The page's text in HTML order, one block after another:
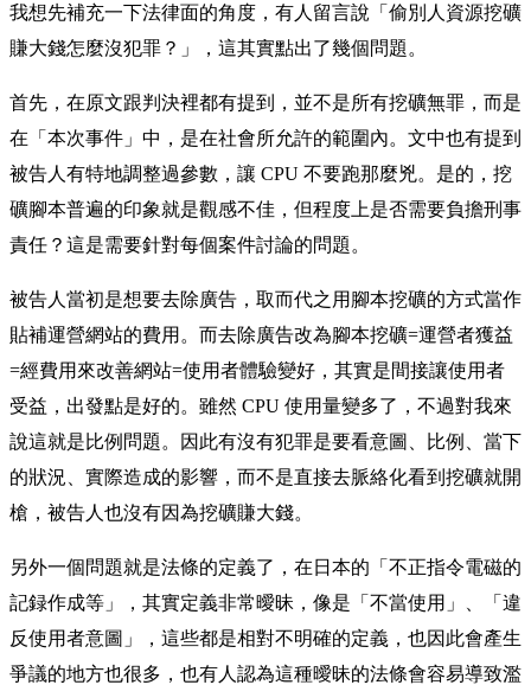
我想先補充一下法律面的角度，有人留言說「偷別人資源挖礦
賺大錢怎麼沒犯罪？」，這其實點出了幾個問題。
首先，在原文跟判決裡都有提到，並不是所有挖礦無罪，而是
在「本次事件」中，是在社會所允許的範圍內。文中也有提到
被告人有特地調整過參數，讓 CPU 不要跑那麼兇。是的，挖
礦腳本普遍的印象就是觀感不佳，但程度上是否需要負擔刑事
責任？這是需要針對每個案件討論的問題。
被告人當初是想要去除廣告，取而代之用腳本挖礦的方式當作
貼補運營網站的費用。而去除廣告改為腳本挖礦=運營者獲益
=經費用來改善網站=使用者體驗變好，其實是間接讓使用者
受益，出發點是好的。雖然 CPU 使用量變多了，不過對我來
說這就是比例問題。因此有沒有犯罪是要看意圖、比例、當下
的狀況、實際造成的影響，而不是直接去脈絡化看到挖礦就開
槍，被告人也沒有因為挖礦賺大錢。
另外一個問題就是法條的定義了，在日本的「不正指令電磁的
記録作成等」，其實定義非常曖昧，像是「不當使用」、「違
反使用者意圖」，這些都是相對不明確的定義，也因此會產生
爭議的地方也很多，也有人認為這種曖昧的法條會容易導致濫